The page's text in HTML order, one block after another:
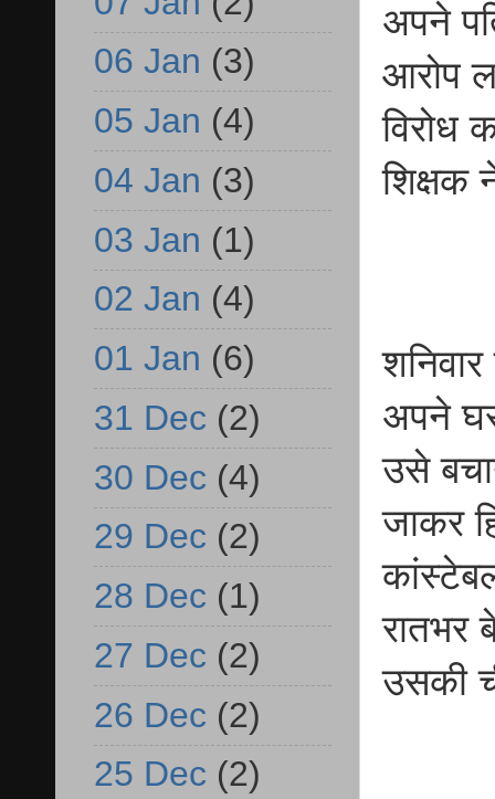
अपने
आरोप
विरोध
शिक्षक
अपने
उसे
जाकर
रातभर
उसकी
06 Jan (3)
05 Jan (4)
04 Jan (3)
03 Jan (1)
02 Jan (4)
01 Jan (6)
31 Dec (2)
30 Dec (4)
29 Dec (2)
28 Dec (1)
27 Dec (2)
26 Dec (2)
25 Dec (2)